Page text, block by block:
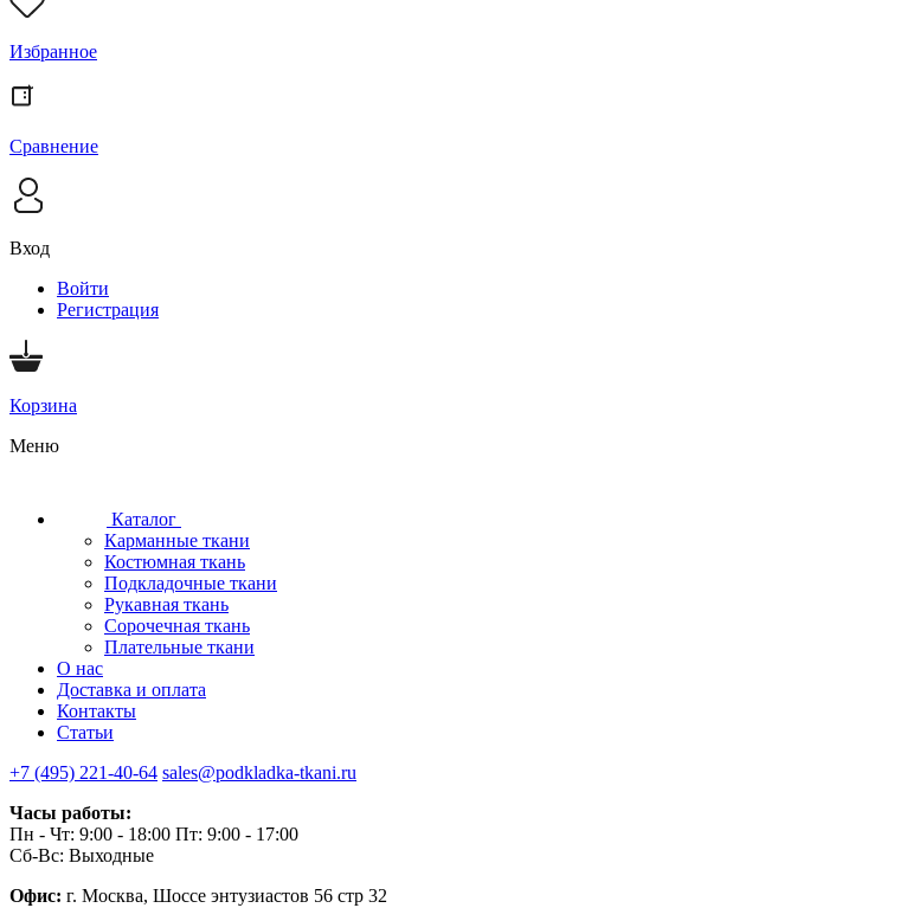
Избранное
Сравнение
Вход
Войти
Регистрация
Корзина
Меню
Каталог
Карманные ткани
Костюмная ткань
Подкладочные ткани
Рукавная ткань
Сорочечная ткань
Плательные ткани
О нас
Доставка и оплата
Контакты
Статьи
+7 (495) 221-40-64 sales@podkladka-tkani.ru
Часы работы:
Пн - Чт: 9:00 - 18:00 Пт: 9:00 - 17:00
Сб-Вс: Выходные
Офис: г. Москва, Шоссе энтузиастов 56 стр 32